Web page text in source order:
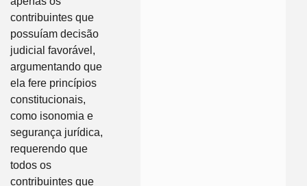
contribuintes que
possuíam decisão
judicial favorável,
argumentando que
ela fere princípios
constitucionais,
como isonomia e
segurança jurídica,
requerendo que
todos os
contribuintes que